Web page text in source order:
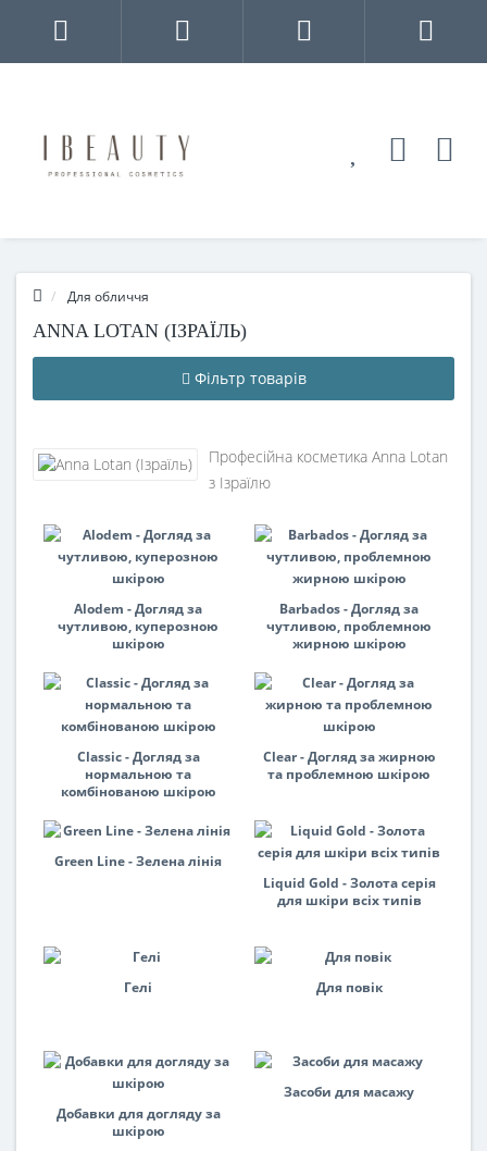
Для обличчя
ANNA LOTAN (ІЗРАЇЛЬ)
Фільтр товарів
Професійна косметика Anna Lotan
з Ізраїлю
Alodem - Догляд за
чутливою, куперозною
шкірою
Barbados - Догляд за
чутливою, проблемною
жирною шкірою
Classic - Догляд за
нормальною та
комбінованою шкірою
Clear - Догляд за жирною
та проблемною шкірою
Green Line - Зелена лінія
Liquid Gold - Золота серія
для шкіри всіх типів
Гелі Для повік
Добавки для догляду за
шкірою
Засоби для масажу